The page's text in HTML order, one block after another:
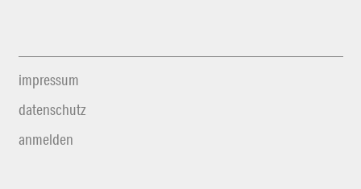
impressum
datenschutz
anmelden